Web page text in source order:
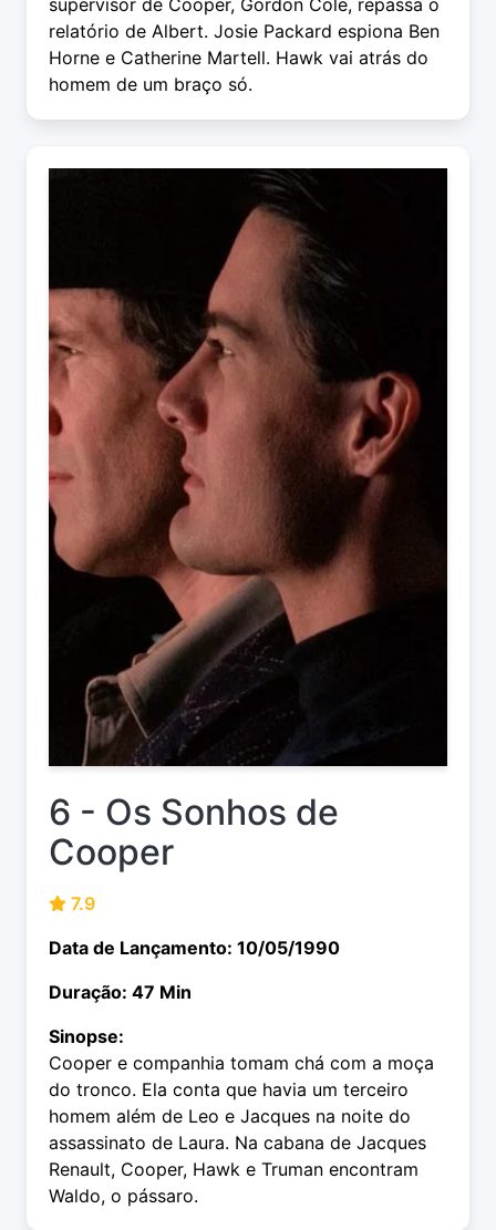
supervisor de Cooper, Gordon Cole, repassa o
relatório de Albert. Josie Packard espiona Ben
Horne e Catherine Martell. Hawk vai atrás do
homem de um braço só.
6 - Os Sonhos de
Cooper
7.9
Data de Lançamento: 10/05/1990
Duração: 47 Min
Sinopse:
Cooper e companhia tomam chá com a moça
do tronco. Ela conta que havia um terceiro
homem além de Leo e Jacques na noite do
assassinato de Laura. Na cabana de Jacques
Renault, Cooper, Hawk e Truman encontram
Waldo, o pássaro.